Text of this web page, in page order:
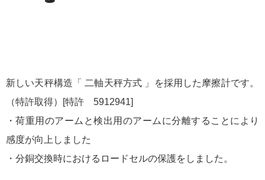
新しい天秤構造「 二軸天秤方式 」を採用した摩擦計です。
（特許取得）[特許 5912941]
・荷重用のアームと検出用のアームに分離することにより
感度が向上しました
・分銅交換時におけるロードセルの保護をしました。